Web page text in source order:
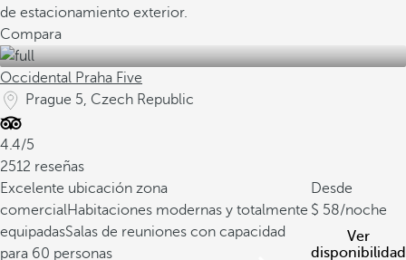
de estacionamiento exterior.
Compara
Occidental Praha Five
Prague 5, Czech Republic
4.4/5
2512 reseñas
Excelente ubicación zona
comercialHabitaciones modernas y totalmente
equipadasSalas de reuniones con capacidad
para 60 personas
Desde
58/noche
Ver
disponibilidad